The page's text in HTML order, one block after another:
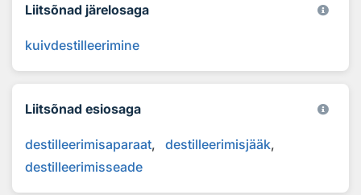
Liitsõnad järelosaga
kuivdestilleerimine
Liitsõnad esiosaga
destilleerimisaparaat
destilleerimisjääk
destilleerimisseade